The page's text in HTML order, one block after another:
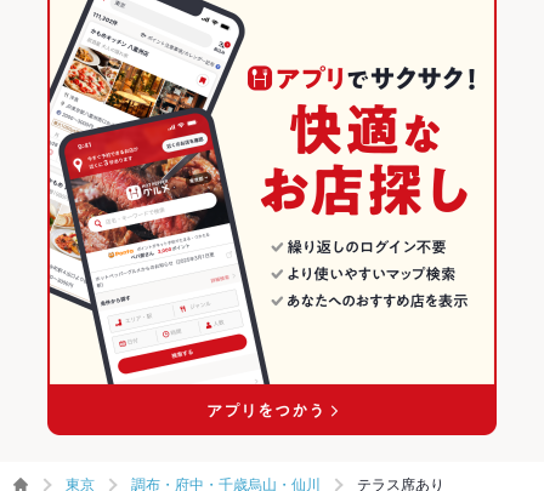
東京 調布・府中・千歳烏山・仙川 テラス席あり